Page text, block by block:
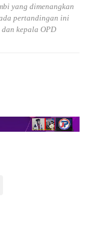
yang dimenangkan
pertandingan ini
kepala OPD